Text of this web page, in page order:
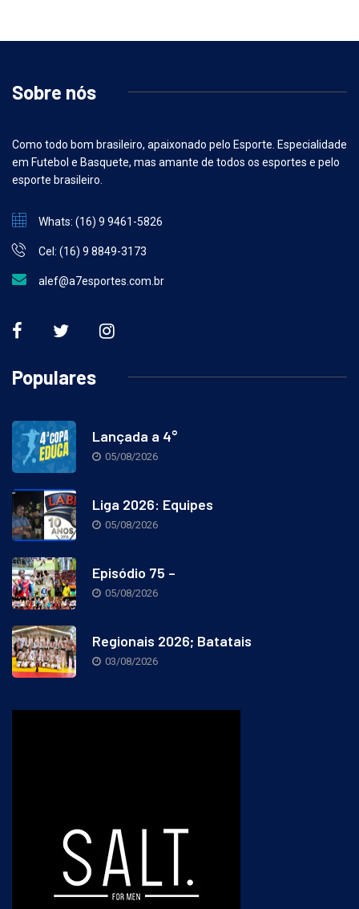
Sobre nós
Como todo bom brasileiro, apaixonado pelo Esporte. Especialidade
em Futebol e Basquete, mas amante de todos os esportes e pelo
esporte brasileiro.
Whats: (16) 9 9461-5826
Cel: (16) 9 8849-3173
alef@a7esportes.com.br
Populares
Lançada a 4°
05/08/2026
Liga 2026: Equipes
05/08/2026
Episódio 75 –
05/08/2026
Regionais 2026; Batatais
03/08/2026